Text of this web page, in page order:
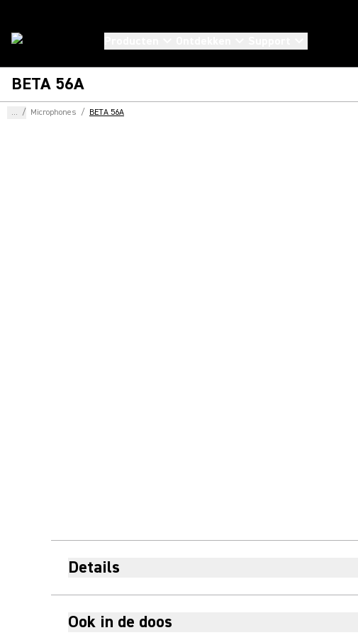
BETA 56A
... / Microphones / BETA 56A
Details
Ook in de doos